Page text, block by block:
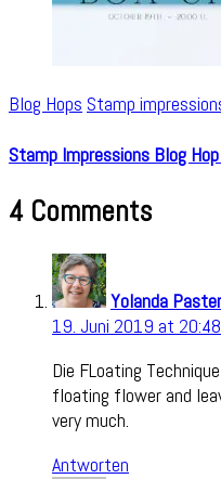
Blog Hops Stamp
Stamp Impressions Blog
4 Comments
Yolanda
19. Juni 2019 at 20:48
Die FLoating
floating flower and
very much.
Antworten